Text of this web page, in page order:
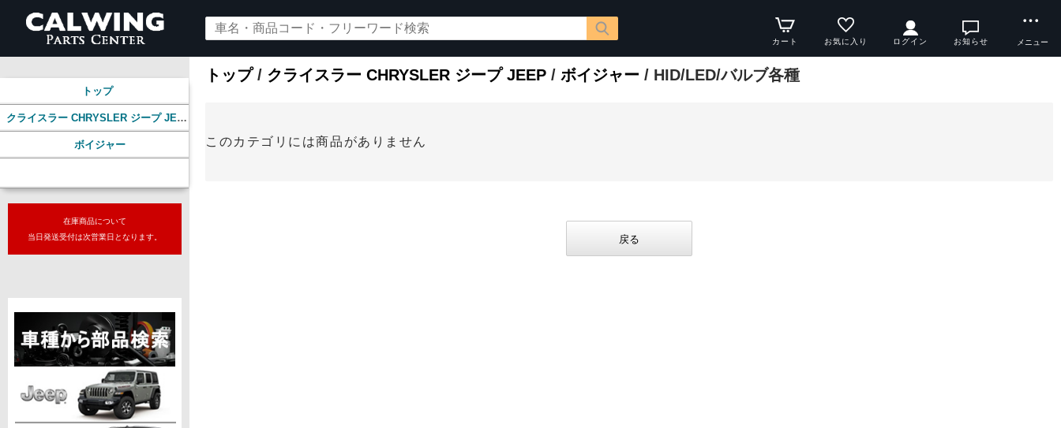
カート お気に入り ログイン お知らせ メニュー
トップ
クライスラー CHRYSLER ジープ JEEP
ボイジャー
在庫商品について
当日発送受付は次営業日となります。
トップ/ クライスラー CHRYSLER ジープ JEEP / ボイジャー / HID/LED/バルブ各種
このカテゴリには商品がありません
戻る